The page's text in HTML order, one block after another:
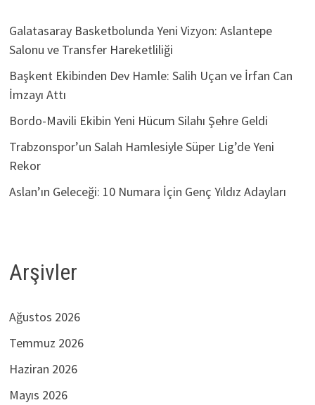
Galatasaray Basketbolunda Yeni Vizyon: Aslantepe
Salonu ve Transfer Hareketliliği
Başkent Ekibinden Dev Hamle: Salih Uçan ve İrfan Can
İmzayı Attı
Bordo-Mavili Ekibin Yeni Hücum Silahı Şehre Geldi
Trabzonspor’un Salah Hamlesiyle Süper Lig’de Yeni
Rekor
Aslan’ın Geleceği: 10 Numara İçin Genç Yıldız Adayları
Arşivler
Ağustos 2026
Temmuz 2026
Haziran 2026
Mayıs 2026